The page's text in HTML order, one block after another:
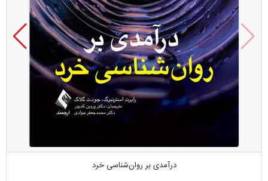
درآمدی بر روان‌شناسی خرد